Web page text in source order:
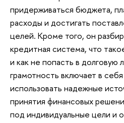
придерживаться бюджета,
расходы и достигать
целей. Кроме того, он
кредитная система, что
и как не попасть в долговую
грамотность включает в
использовать надежные
принятия финансовых
под индивидуальные цели и